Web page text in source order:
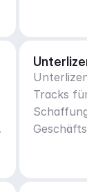
Tracks